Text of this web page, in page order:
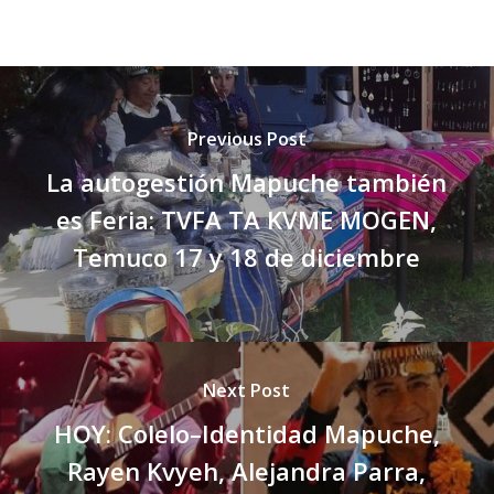
Previous Post
La autogestión Mapuche también
es Feria: TVFA TA KVME MOGEN,
Temuco 17 y 18 de diciembre
Next Post
HOY: Colelo–Identidad Mapuche,
Rayen Kvyeh, Alejandra Parra,